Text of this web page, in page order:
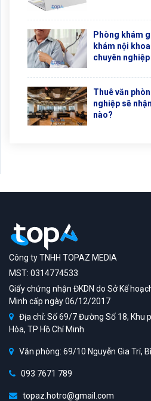
Phòng khám
khám nội
chuyên nghiệp
Thuê văn
nghiệp sẽ
nào?
Công ty TNHH TOPAZ MEDIA
MST: 0314774533
Giấy chứng nhận ĐKDN do Sở Kế
Minh cấp ngày 06/12/2017
Địa chỉ: Số 69/7 Đường Số 18, Khu
Hòa, TP Hồ Chí Minh
Văn phòng: 69/10 Nguyễn Gia Trí,
093 7671 789
topaz.hotro@gmail.com